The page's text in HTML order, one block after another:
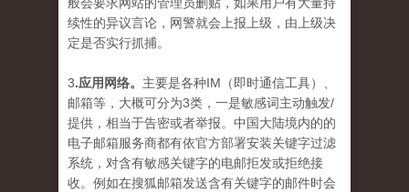
续性的异议言论，网警就会上报上级，由上级决
定是否实行抓捕。
3.应用网络。 主要是各种IM（即时通信工具）、
邮箱等，大概可分为3类，一是敏感词主动触发/
提供，相当于告密或者举报。中国大陆境内的的
电子邮箱服务商都有依官方部署安装关键字过滤
系统，对含有敏感关键字的电邮拒发或拒绝接
收。例如在搜狐邮箱发送含有关键字的邮件时会